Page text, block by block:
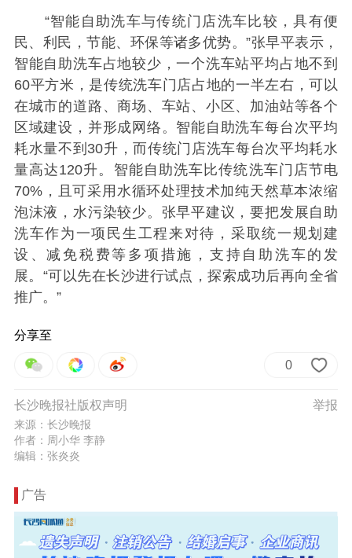
“智能自助洗车与传统门店洗车比较，具有便
民、利民，节能、环保等诸多优势。”张早平表示，
智能自助洗车占地较少，一个洗车站平均占地不到
60平方米，是传统洗车门店占地的一半左右，可以
在城市的道路、商场、车站、小区、加油站等各个
区域建设，并形成网络。智能自助洗车每台次平均
耗水量不到30升，而传统门店洗车每台次平均耗水
量高达120升。智能自助洗车比传统洗车门店节电
70%，且可采用水循环处理技术加纯天然草本浓缩
泡沫液，水污染较少。张早平建议，要把发展自助
洗车作为一项民生工程来对待，采取统一规划建
设、减免税费等多项措施，支持自助洗车的发
展。“可以先在长沙进行试点，探索成功后再向全省
推广。”
分享至
0
举报
长沙晚报社版权声明
来源：长沙晚报
作者：周小华 李静
编辑：张炎炎
广告